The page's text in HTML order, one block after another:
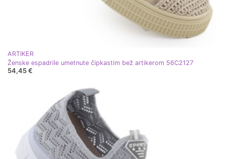
ARTIKER
Ženske espadrile umetnute čipkastim bež artikerom 56C2127
54,45 €